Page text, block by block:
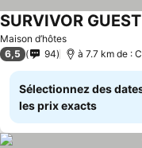
Maison d’hôtes
SURVIVOR
6,5 94 à 7.7 km de :
Sélectionnez des
les prix exacts